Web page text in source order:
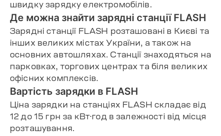
швидку зарядку електромобілів.
Де можна знайти зарядні станції FLASH
Зарядні станції FLASH розташовані в Києві та
інших великих містах України, а також на
основних автошляхах. Станції знаходяться на
парковках, торгових центрах та біля великих
офісних комплексів.
Вартість зарядки в FLASH
Ціна зарядки на станціях FLASH складає від
12 до 15 грн за кВт·год в залежності від місця
розташування.